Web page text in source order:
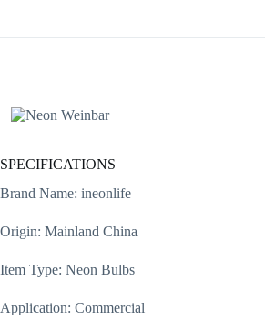
SPECIFICATIONS
Brand Name: ineonlife
Origin: Mainland China
Item Type: Neon Bulbs
Application: Commercial